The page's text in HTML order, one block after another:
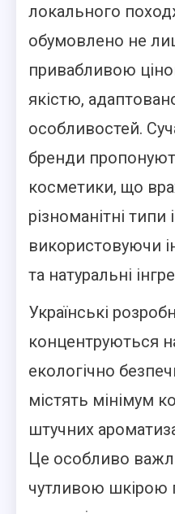
локального
обумовлено не
привабливою
якістю,
особливостей.
бренди
косметики, що
різноманітні
використовуючи
та натуральні
Українські
концентруються
екологічно
містять мінімум
штучних
Це особливо
чутливою шкірою